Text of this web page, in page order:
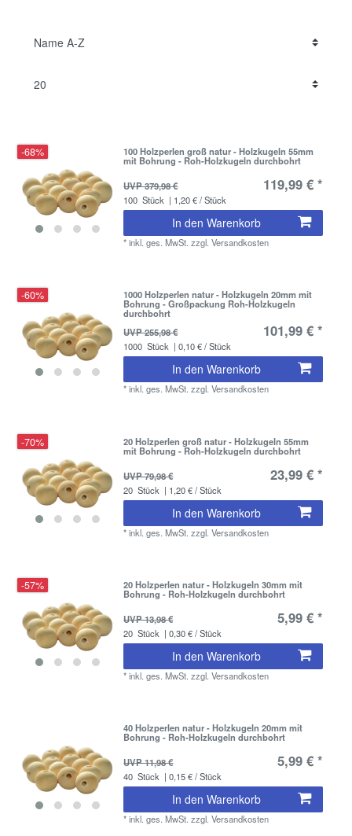
-68% 100 Holzperlen groß natur - Holzkugeln 55mm
mit Bohrung - Roh-Holzkugeln durchbohrt
UVP 379,98 €
119,99 € *
100 Stück | 1,20 € / Stück
In den Warenkorb
*inkl. ges. MwSt. zzgl.Versandkosten
-60% 1000 Holzperlen natur - Holzkugeln 20mm mit
Bohrung - Großpackung Roh-Holzkugeln
durchbohrt
UVP 255,98 €
101,99 € *
1000 Stück | 0,10 € / Stück
In den Warenkorb
*inkl. ges. MwSt. zzgl.Versandkosten
-70% 20 Holzperlen groß natur - Holzkugeln 55mm
mit Bohrung - Roh-Holzkugeln durchbohrt
UVP 79,98 €
23,99 € *
20 Stück | 1,20 € / Stück
In den Warenkorb
*inkl. ges. MwSt. zzgl.Versandkosten
-57% 20 Holzperlen natur - Holzkugeln 30mm mit
Bohrung - Roh-Holzkugeln durchbohrt
UVP 13,98 €
5,99 € *
20 Stück | 0,30 € / Stück
In den Warenkorb
*inkl. ges. MwSt. zzgl.Versandkosten
40 Holzperlen natur - Holzkugeln 20mm mit
Bohrung - Roh-Holzkugeln durchbohrt
UVP 11,98 €
5,99 € *
40 Stück | 0,15 € / Stück
In den Warenkorb
*inkl. ges. MwSt. zzgl.Versandkosten